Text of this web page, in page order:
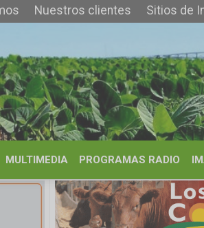
clientes Sitios de Interés Contacto
PROGRAMAS RADIO IMÁGENES HISTORIAS